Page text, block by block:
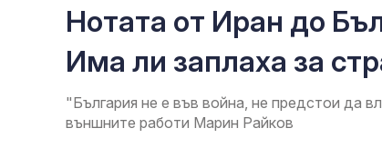
Нотата от Иран до
Има ли заплаха за
"България не е във война, не предстои да
външните работи Марин Райков